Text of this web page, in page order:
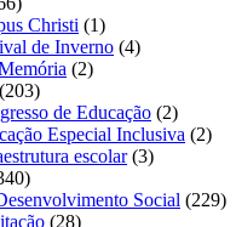
Christi (1)
de Inverno (4)
(2)
(203)
de Educação (2)
Especial Inclusiva (2)
escolar(3)
Social (229)
(28)